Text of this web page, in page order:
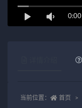
0:00
当前位置： 首页